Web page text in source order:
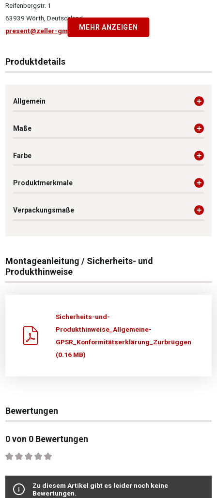
Reifenbergstr. 1
63939 Wörth, Deutschland
present@zeller-gmbh.comMEHR ANZEIGEN
Produktdetails
Allgemein
Maße
Farbe
Produktmerkmale
Verpackungsmaße
Montageanleitung / Sicherheits- und
Produkthinweise
Sicherheits-und-
Produkthinweise_Allgemeine-
GPSR_Konformitätserklärung_Zurbrüggen
(0.16 MB)
Bewertungen
0 von 0 Bewertungen
Durchschnittliche Bewertung von 0 von 5 Sternen
Zu diesem Artikel gibt es leider noch keine
Bewertungen.